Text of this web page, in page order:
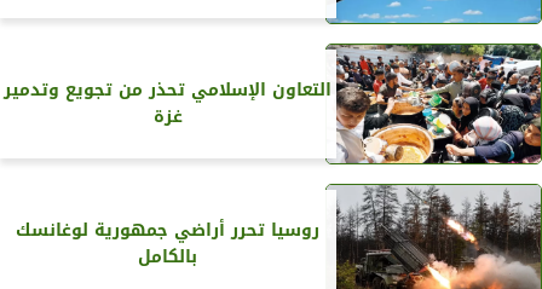
التعاون الإسلامي تحذر من تجويع وتدمير
غزة
روسيا تحرر أراضي جمهورية لوغانسك
بالكامل